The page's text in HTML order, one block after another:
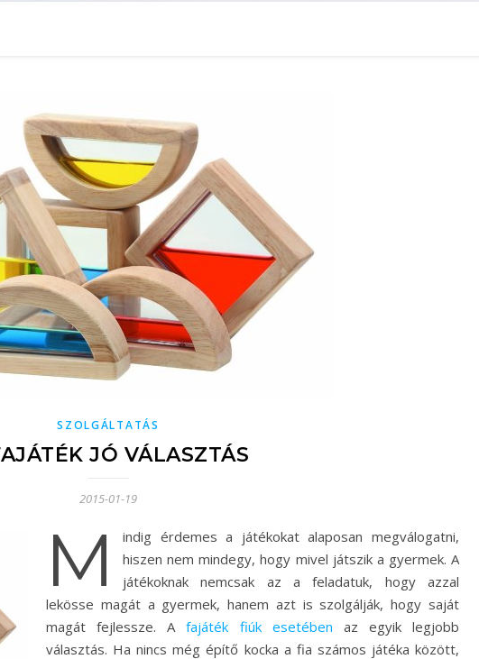
SZOLGÁLTATÁS
JÓ VÁLASZTÁS
2015-01-19
M
indig érdemes a játékokat alaposan megválogatni,
hiszen nem mindegy, hogy mivel játszik a gyermek. A
játékoknak nemcsak az a feladatuk, hogy azzal
lekösse magát a gyermek, hanem azt is szolgálják, hogy saját
magát fejlessze. Afajáték fiúk esetében az egyik legjobb
választás. Ha nincs még építő kocka a fia számos játéka között,